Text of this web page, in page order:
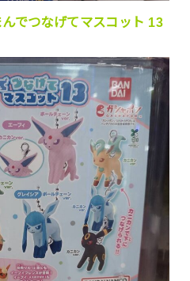
でつなげてマスコット 13